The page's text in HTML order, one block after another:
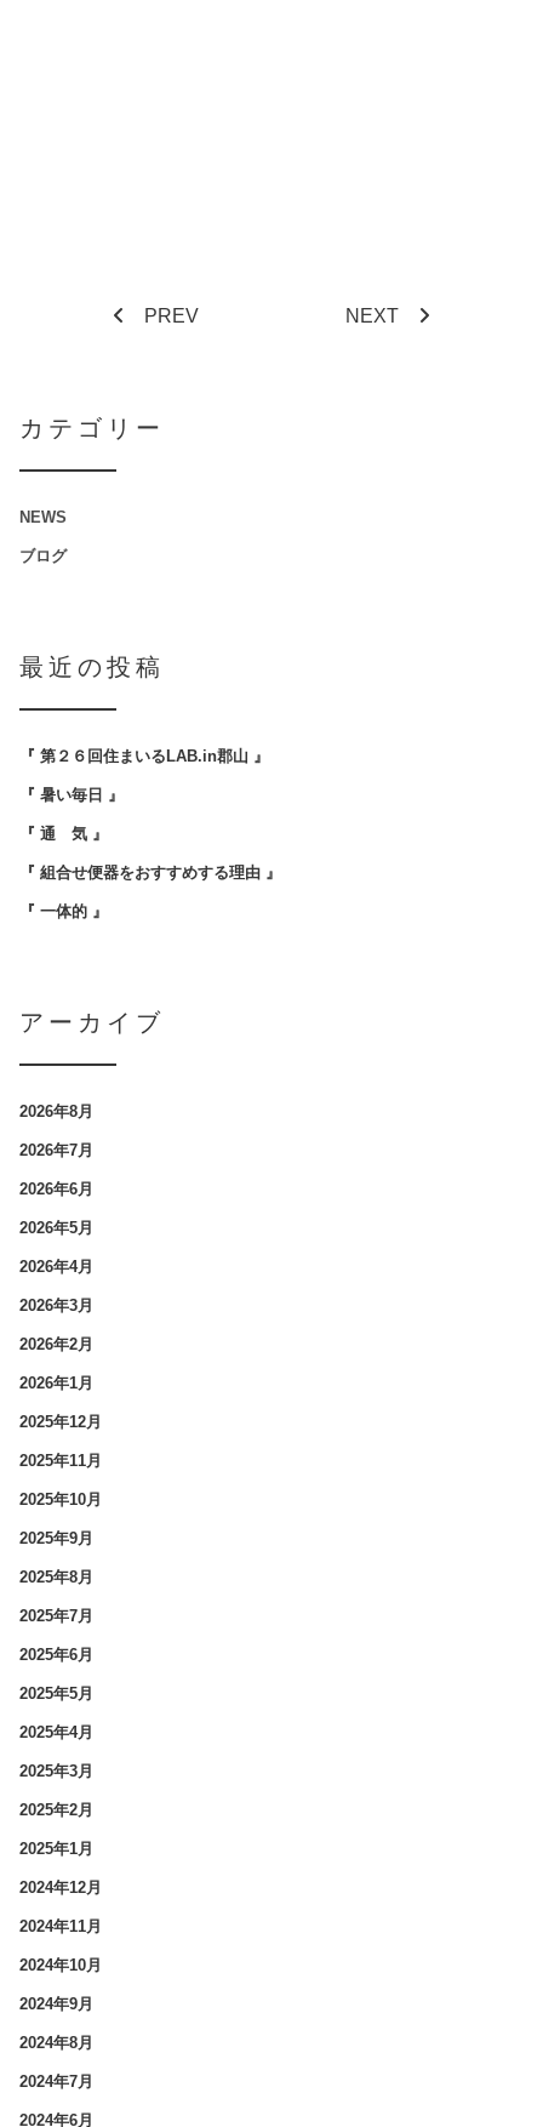
PREV NEXT
カテゴリー
NEWS
ブログ
最近の投稿
『 第２６回住まいるLAB.in郡山 』
『 暑い毎日 』
『 通 気 』
『 組合せ便器をおすすめする理由 』
『 一体的 』
アーカイブ
2026年8月
2026年7月
2026年6月
2026年5月
2026年4月
2026年3月
2026年2月
2026年1月
2025年12月
2025年11月
2025年10月
2025年9月
2025年8月
2025年7月
2025年6月
2025年5月
2025年4月
2025年3月
2025年2月
2025年1月
2024年12月
2024年11月
2024年10月
2024年9月
2024年8月
2024年7月
2024年6月